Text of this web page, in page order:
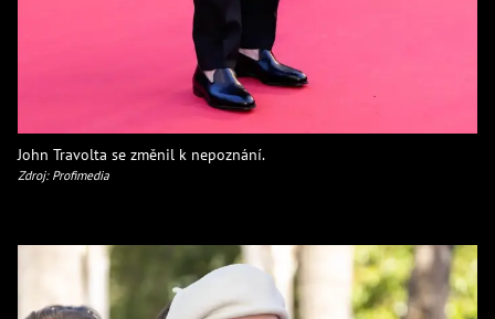
John Travolta se změnil k nepoznání.
Zdroj: Profimedia